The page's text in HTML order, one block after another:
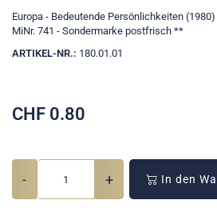
Europa - Bedeutende Persönlichkeiten
MiNr. 741 - Sondermarke postfrisch **
ARTIKEL-NR.: 180.01.01
CHF 0.80
- + In den